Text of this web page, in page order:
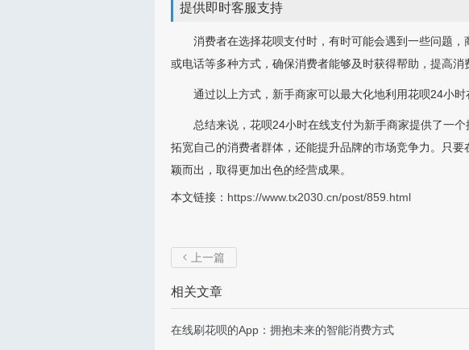
提供即时客服支持
消费者在选择花呗支付时，有时可能会遇到一些问题
或电话等多种方式，确保消费者能够及时获得帮助，提高消
通过以上方式，新手商家可以最大化地利用花呗24小
总结来说，花呗24小时在线支付为新手商家提供了一
拓宽自己的消费者群体，还能提升品牌的市场竞争力。只
颖而出，取得更加出色的经营成果。
本文链接： https://www.tx2030.cn/post/859.html
 上一篇
相关文章
在线刷花呗的App：拥抱未来的智能消费方式